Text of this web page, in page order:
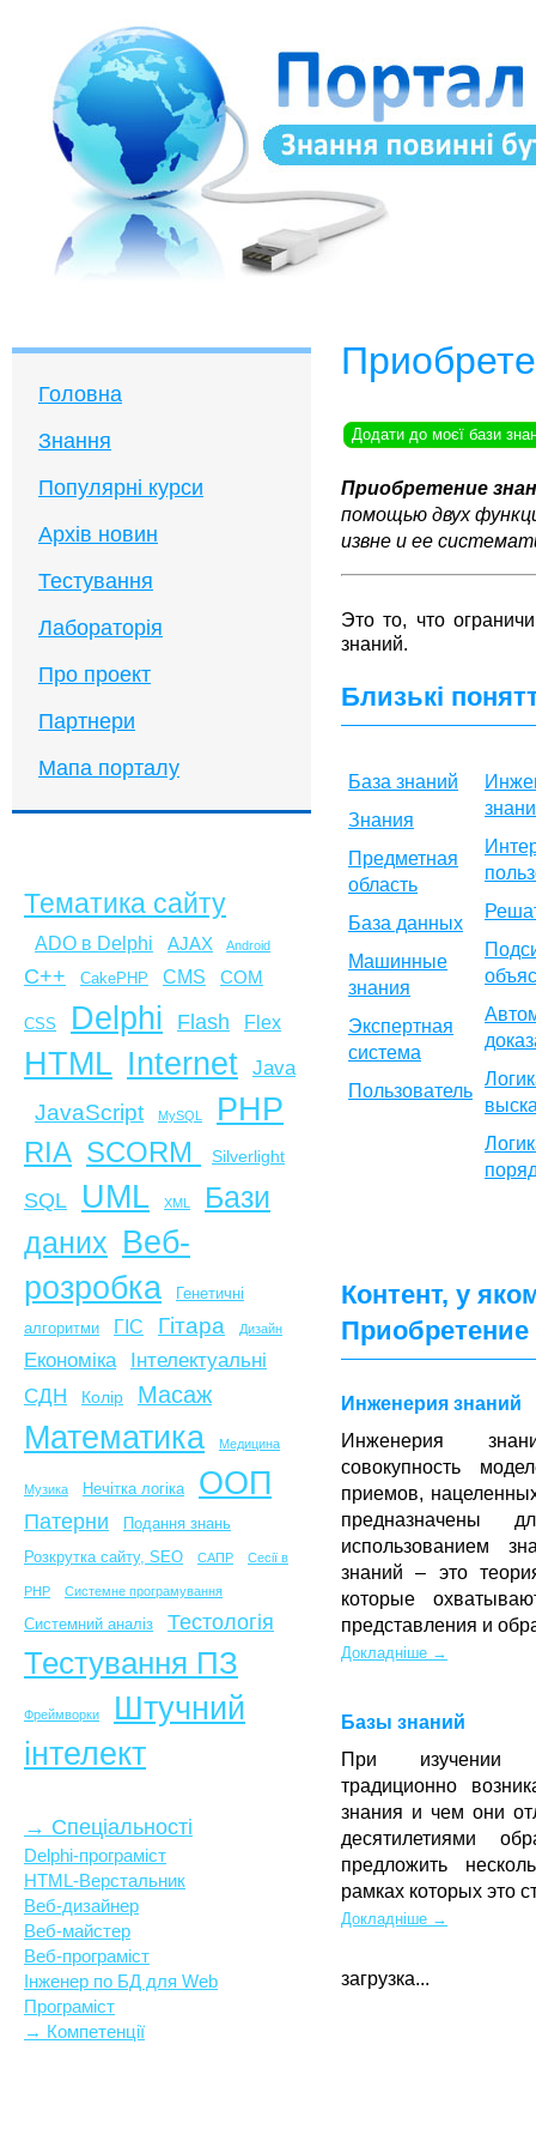
Головна
Знання
Популярні курси
Архів новин
Тестування
Лабораторія
Про проект
Партнери
Мапа порталу
Тематика сайту
ADO в Delphi AJAX Android
C++ CakePHP CMS COM
CSS Delphi Flash Flex
HTML Internet Java
JavaScript MySQL PHP
RIA SCORM Silverlight
SQL UML XML
Бази
даних Веб-
розробка
Генетичні
алгоритми
ГІС Гітара Дизайн
Економіка
Інтелектуальні
СДН
Колір Масаж
Математика Медицина
Музика Нечітка логіка ООП
Патерни
Подання знань
Розкрутка сайту, SEO
САПР Сесії в
PHP Системне програмування
Системний аналіз Тестологія
Тестування ПЗ
Фреймворки
Штучний
інтелект
→ Спеціальності
Delphi-програміст
HTML-Верстальник
Веб-дизайнер
Веб-майстер
Веб-програміст
Інженер по БД для Web
Програміст
→ Компетенції
Додати до моєї бази
Приобретение
помощью двух
извне и ее
Это то, что
знаний.
Близькі
База знаний
Знания
Предметная
область
База данных
Машинные
знания
Экспертная
система
Пользователь
Контент, у
Приобретение
Инженерия знаний
Инженерия
совокупность
приемов,
предназначены
использованием
знаний – это
которые
представления и
Докладніше →
Базы знаний
При изучении
традиционно
знания и чем они
десятилетиями
предложить
рамках которых это
Докладніше →
загрузка...